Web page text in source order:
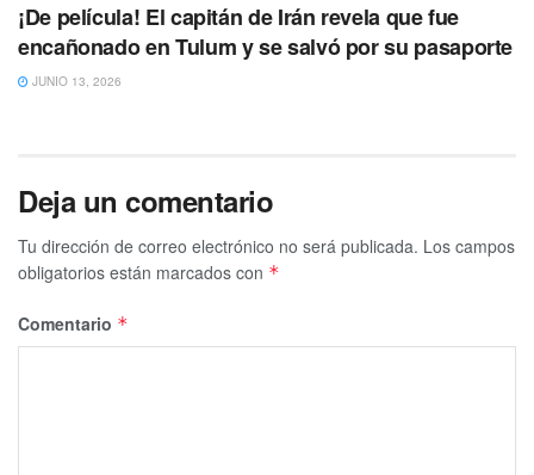
¡De película! El capitán de Irán revela que fue
encañonado en Tulum y se salvó por su pasaporte
JUNIO 13, 2026
Deja un comentario
Tu dirección de correo electrónico no será publicada. Los campos
obligatorios están marcados con *
Comentario *